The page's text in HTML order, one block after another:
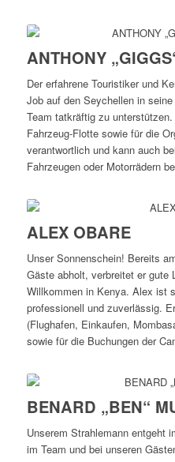
ANTHONY
Der erfahrene Touristiker und
Job auf den Seychellen in
Team tatkräftig zu
Fahrzeug-Flotte sowie für die
verantwortlich und kann auch
Fahrzeugen oder Motorrädern
ALEX OBARE
Unser Sonnenschein! Bereits
Gäste abholt, verbreitet er gute
Willkommen in Kenya. Alex ist
professionell und zuverlässig.
(Flughafen, Einkaufen,
sowie für die Buchungen der
BENARD „BEN“
Unserem Strahlemann entgeht
im Team und bei unseren